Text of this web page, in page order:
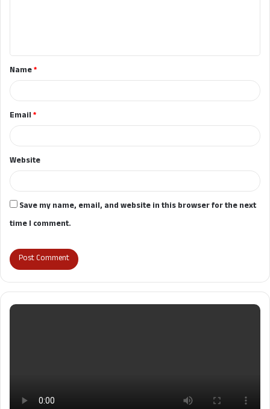
t
*Name*
Email*
Website
Save my name, email, and website in this browser for the next
time I comment.